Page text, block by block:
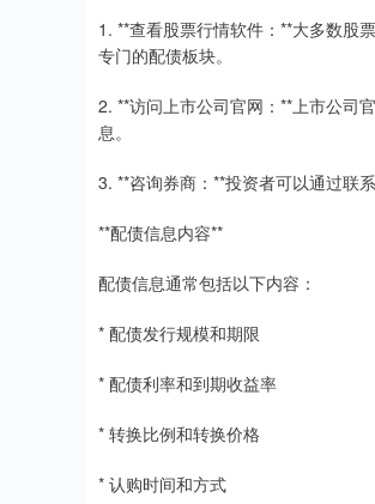
1. **查看股票行情软件：**大多数股
专门的配债板块。
2. **访问上市公司官网：**上市公司
息。
3. **咨询券商：**投资者可以通过联
**配债信息内容**
配债信息通常包括以下内容：
* 配债发行规模和期限
* 配债利率和到期收益率
* 转换比例和转换价格
* 认购时间和方式